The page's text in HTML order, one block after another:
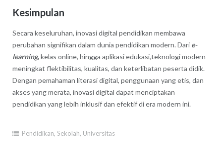
Kesimpulan
Secara keseluruhan, inovasi digital pendidikan membawa
perubahan signifikan dalam dunia pendidikan modern. Dari e-
learning,kelas online, hingga aplikasi edukasi,teknologi modern
meningkat flektibilitas, kualitas, dan keterlibatan peserta didik.
Dengan pemahaman literasi digital, penggunaan yang etis, dan
akses yang merata, inovasi digital dapat menciptakan
pendidikan yang lebih inklusif dan efektif di era modern ini.
Pendidikan, Sekolah, Universitas